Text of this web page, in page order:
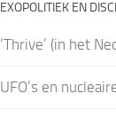
EXOPOLITIEK EN
‘Thrive’ (in het
UFO’s en